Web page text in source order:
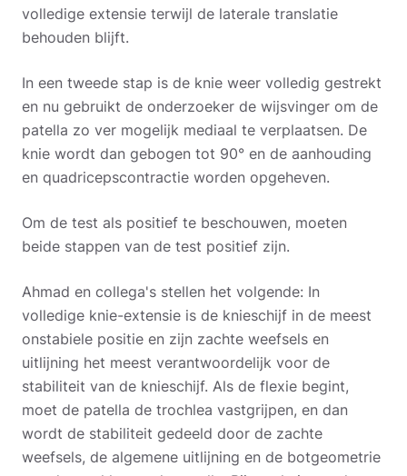
volledige extensie terwijl de laterale translatie
behouden blijft.
In een tweede stap is de knie weer volledig gestrekt
en nu gebruikt de onderzoeker de wijsvinger om de
patella zo ver mogelijk mediaal te verplaatsen. De
knie wordt dan gebogen tot 90° en de aanhouding
en quadricepscontractie worden opgeheven.
Om de test als positief te beschouwen, moeten
beide stappen van de test positief zijn.
Ahmad en collega's stellen het volgende: In
volledige knie-extensie is de knieschijf in de meest
onstabiele positie en zijn zachte weefsels en
uitlijning het meest verantwoordelijk voor de
stabiliteit van de knieschijf. Als de flexie begint,
moet de patella de trochlea vastgrijpen, en dan
wordt de stabiliteit gedeeld door de zachte
weefsels, de algemene uitlijning en de botgeometrie